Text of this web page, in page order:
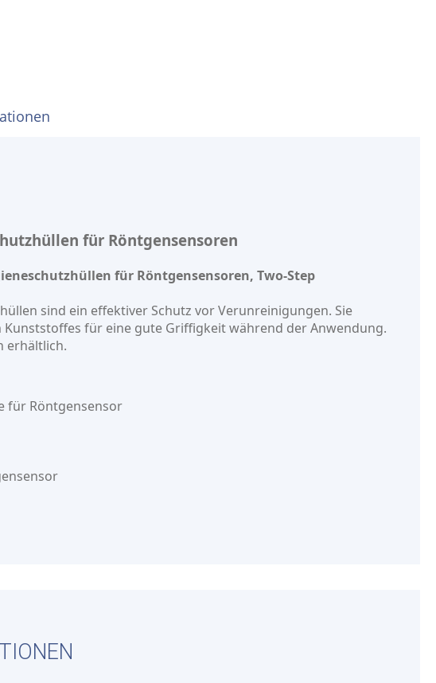
für Röntgensensoren
für Röntgensensoren, Two-Step
sind ein effektiver Schutz vor Verunreinigungen. Sie
für eine gute Griffigkeit während der Anwendung.
erhältlich.
für Röntgensensor